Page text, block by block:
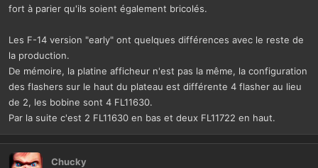
fort à parier qu'ils soient également bricolés.
Les F-14 version "early" ont quelques différences avec le reste de
la production.
De mémoire, la platine afficheur n'est pas la même, la configuration
des flashers sur le haut du plateau est différente 4 flasher au lieu
de 2, les bobine sont 4 FL11630.
Par la suite c'est 2 FL11630 en bas et deux FL11722 en haut.
Chucky